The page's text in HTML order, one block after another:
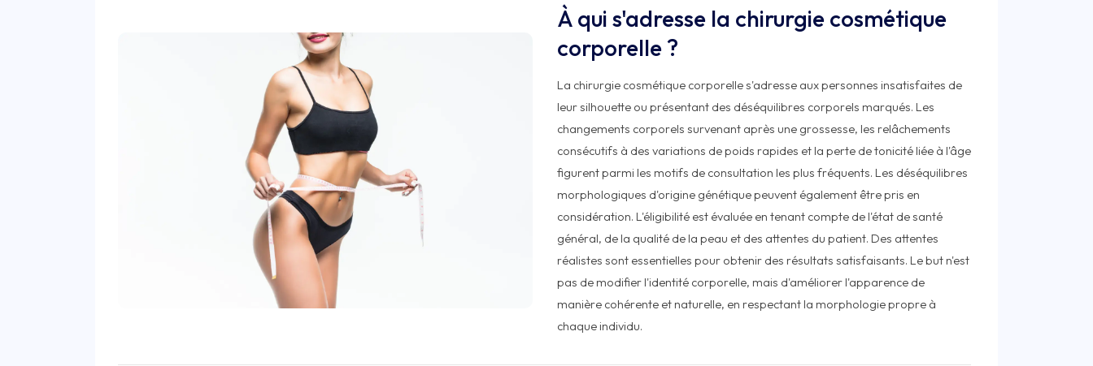
À qui s'adresse la chirurgie cosmétique
corporelle ?
La chirurgie cosmétique corporelle s'adresse aux personnes insatisfaites de
leur silhouette ou présentant des déséquilibres corporels marqués. Les
changements corporels survenant après une grossesse, les relâchements
consécutifs à des variations de poids rapides et la perte de tonicité liée à l'âge
figurent parmi les motifs de consultation les plus fréquents. Les déséquilibres
morphologiques d'origine génétique peuvent également être pris en
considération. L'éligibilité est évaluée en tenant compte de l'état de santé
général, de la qualité de la peau et des attentes du patient. Des attentes
réalistes sont essentielles pour obtenir des résultats satisfaisants. Le but n'est
pas de modifier l'identité corporelle, mais d'améliorer l'apparence de
manière cohérente et naturelle, en respectant la morphologie propre à
chaque individu.